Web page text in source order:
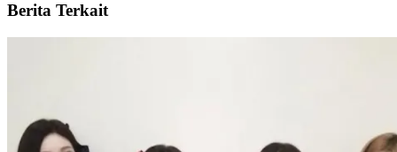
Berita Terkait